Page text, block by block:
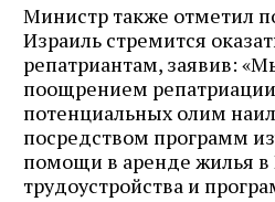
Министр также отметил
Израиль стремится
репатриантам, заявив:
поощрением
потенциальных олим
посредством программ
помощи в аренде жилья в
трудоустройства и